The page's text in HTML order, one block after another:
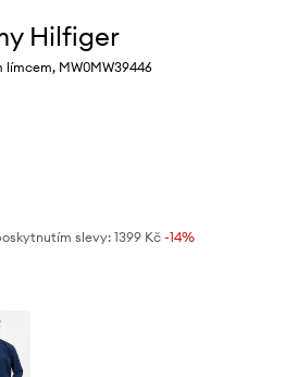
Hilfiger
MW0MW39446
slevy: 1399 Kč -14%